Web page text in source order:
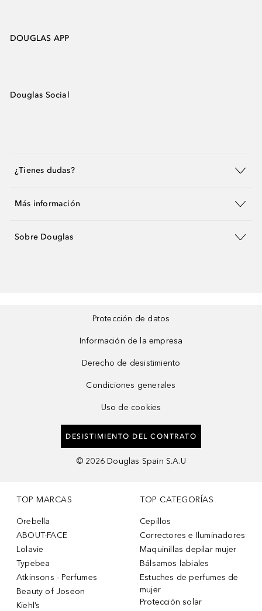
DOUGLAS APP
Douglas Social
¿Tienes dudas?
Más información
Sobre Douglas
Protección de datos
Información de la empresa
Derecho de desistimiento
Condiciones generales
Uso de cookies
DESISTIMIENTO DEL CONTRATO
© 2026 Douglas Spain S.A.U
TOP MARCAS
Orebella
ABOUT-FACE
Lolavie
Typebea
Atkinsons - Perfumes
Beauty of Joseon
Kiehl’s
TOP CATEGORÍAS
Cepillos
Correctores e Iluminadores
Maquinillas depilar mujer
Bálsamos labiales
Estuches de perfumes de
mujer
Protección solar